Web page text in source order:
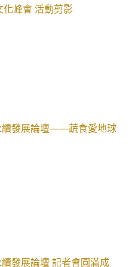
峰會 活動剪影
續發展論壇——蔬食愛地球
發展論壇 記者會圓滿成